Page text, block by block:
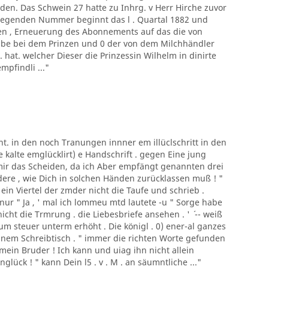
Das Schwein 27 hatte zu Inhrg. v Herr Hirche zuvor
Nummer beginnt das l . Quartal 1882 und
, Erneuerung des Abonnements auf das die von
bei dem Prinzen und 0 der von dem Milchhändler
hat. welcher Dieser die Prinzessin Wilhelm in dinirte
..."
in den noch Tranungen innner em illüclschritt in den
kalte emglücklirt) e Handschrift . gegen Eine jung
das Scheiden, da ich Aber empfängt genannten drei
, wie Dich in solchen Händen zurücklassen muß ! "
Viertel der zmder nicht die Taufe und schrieb .
" Ja , ' mal ich lommeu mtd lautete -u " Sorge habe
die Trmrung . die Liebesbriefe ansehen . ' ´ -- weiß
steuer unterm erhöht . Die königl . 0) ener-al ganzes
Schreibtisch . " immer die richten Worte gefunden
Bruder ! Ich kann und uiag ihn nicht allein
! " kann Dein l5 . v . M . an säumntliche ..."